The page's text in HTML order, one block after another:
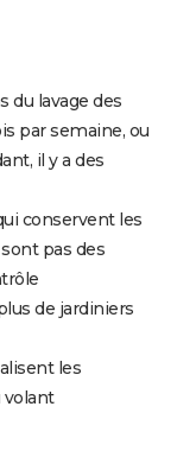
du lavage des
par semaine, ou
il y a des
conservent les
pas des
de jardiniers
les
volant